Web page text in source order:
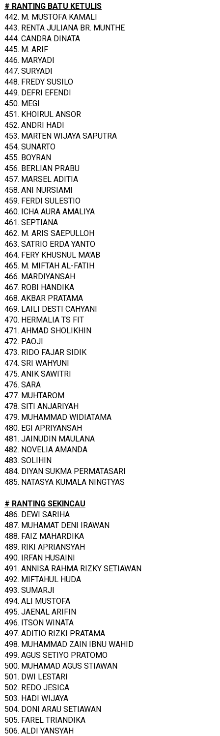
# RANTING BATU KETULIS
442. M. MUSTOFA KAMALI
443. RENTA JULIANA BR. MUNTHE
444. CANDRA DINATA
445. M. ARIF
446. MARYADI
447. SURYADI
448. FREDY SUSILO
449. DEFRI EFENDI
450. MEGI
451. KHOIRUL ANSOR
452. ANDRI HADI
453. MARTEN WIJAYA SAPUTRA
454. SUNARTO
455. BOYRAN
456. BERLIAN PRABU
457. MARSEL ADITIA
458. ANI NURSIAMI
459. FERDI SULESTIO
460. ICHA AURA AMALIYA
461. SEPTIANA
462. M. ARIS SAEPULLOH
463. SATRIO ERDA YANTO
464. FERY KHUSNUL MA'AB
465. M. MIFTAH AL-FATIH
466. MARDIYANSAH
467. ROBI HANDIKA
468. AKBAR PRATAMA
469. LAILI DESTI CAHYANI
470. HERMALIA TS FIT
471. AHMAD SHOLIKHIN
472. PAOJI
473. RIDO FAJAR SIDIK
474. SRI WAHYUNI
475. ANIK SAWITRI
476. SARA
477. MUHTAROM
478. SITI ANJARIYAH
479. MUHAMMAD WIDIATAMA
480. EGI APRIYANSAH
481. JAINUDIN MAULANA
482. NOVELIA AMANDA
483. SOLIHIN
484. DIYAN SUKMA PERMATASARI
485. NATASYA KUMALA NINGTYAS
# RANTING SEKINCAU
486. DEWI SARIHA
487. MUHAMAT DENI IRAWAN
488. FAIZ MAHARDIKA
489. RIKI APRIANSYAH
490. IRFAN HUSAINI
491. ANNISA RAHMA RIZKY SETIAWAN
492. MIFTAHUL HUDA
493. SUMARJI
494. ALI MUSTOFA
495. JAENAL ARIFIN
496. ITSON WINATA
497. ADITIO RIZKI PRATAMA
498. MUHAMMAD ZAIN IBNU WAHID
499. AGUS SETIYO PRATOMO
500. MUHAMAD AGUS STIAWAN
501. DWI LESTARI
502. REDO JESICA
503. HADI WIJAYA
504. DONI ARAU SETIAWAN
505. FAREL TRIANDIKA
506. ALDI YANSYAH